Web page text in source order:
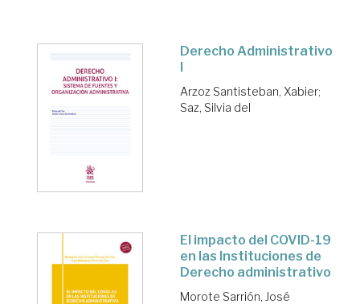
Derecho Administrativo
Arzoz Santisteban, Xabier;
Saz, Silvia del
El impacto del COVID-19
en las Instituciones de
Derecho administrativo
Morote Sarrión, José